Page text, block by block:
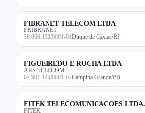
FIBRANET TELECOM LTDA
FRIBRANET
38.060.139/0001-01 Duque de Caxias/RJ
FIGUEIREDO E ROCHA LTDA
ARS TELECOM
07.901.145/0001-02Campina Grande/PB
FITEK TELECOMUNICACOES LTDA.
FITEK